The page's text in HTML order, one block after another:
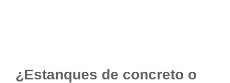
¿Estanques de concreto o